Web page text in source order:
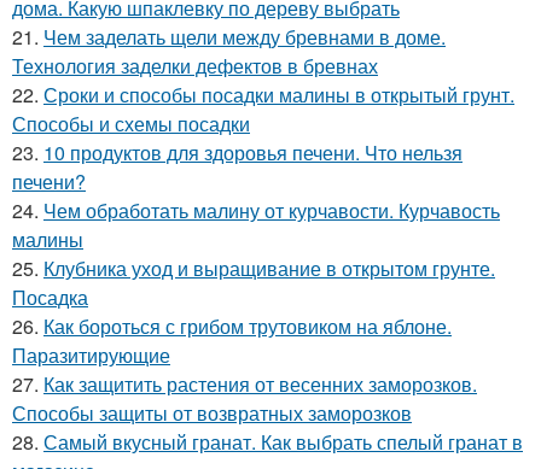
дома. Какую шпаклевку по дереву выбрать
21. Чем заделать щели между бревнами в доме.
Технология заделки дефектов в бревнах
22. Сроки и способы посадки малины в открытый грунт.
Способы и схемы посадки
23. 10 продуктов для здоровья печени. Что нельзя
печени?
24. Чем обработать малину от курчавости. Курчавость
малины
25. Клубника уход и выращивание в открытом грунте.
Посадка
26. Как бороться с грибом трутовиком на яблоне.
Паразитирующие
27. Как защитить растения от весенних заморозков.
Способы защиты от возвратных заморозков
28. Самый вкусный гранат. Как выбрать спелый гранат в